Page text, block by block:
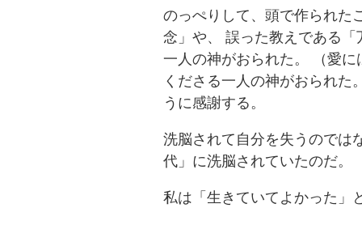
のっぺりして、頭で作られた
念」や、 誤った教えである
一人の神がおられた。 （愛
くださる一人の神がおられた
うに感謝する。
洗脳されて自分を失うのでは
代」に洗脳されていたのだ。
私は「生きていてよかった」